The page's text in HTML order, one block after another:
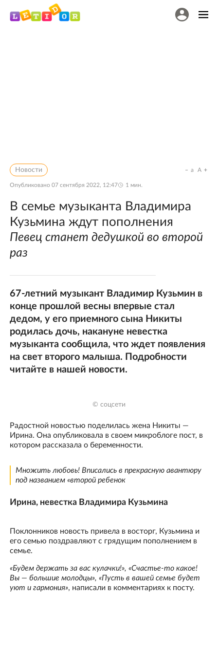
Новости
Опубликовано 07 сентября 2022, 12:47 1 мин.
a A
В семье музыканта Владимира
Кузьмина ждут пополнения
Певец станет дедушкой во второй
раз
67-летний музыкант Владимир Кузьмин в
конце прошлой весны впервые стал
дедом, у его приемного сына Никиты
родилась дочь, накануне невестка
музыканта сообщила, что ждет появления
на свет второго малыша. Подробности
читайте в нашей новости.
© соцсети
Радостной новостью поделилась жена Никиты —
Ирина. Она опубликовала в своем микроблоге пост, в
котором рассказала о беременности.
Множить любовь! Вписались в прекрасную авантюру
под названием «второй ребенок
Ирина, невестка Владимира Кузьмина
Поклонников новость привела в восторг, Кузьмина и
его семью поздравляют с грядущим пополнением в
семье.
«Будем держать за вас кулачки!», «Счастье-то какое!
Вы — большие молодцы», «Пусть в вашей семье будет
уют и гармония», написали в комментариях к посту.